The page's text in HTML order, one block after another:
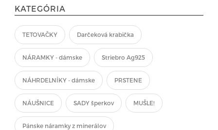
KATEGÓRIA
TETOVAČKY Darčeková krabička
NÁRAMKY - dámske Striebro Ag925
NÁHRDELNÍKY - dámske PRSTENE
NÁUŠNICE SADY šperkov MUŠLE!
Pánske náramky z minerálov